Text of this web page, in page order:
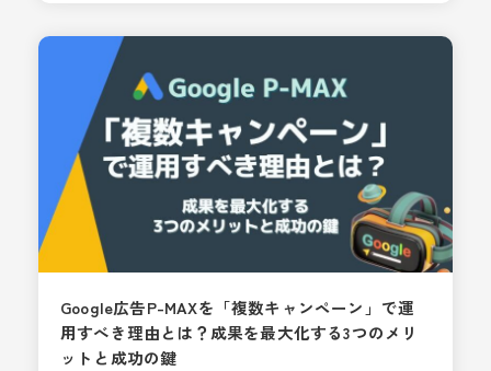
を出してくれます。しかし時には、この料理そんなに美味し
くないのにめっちゃ持ってくるんだけど…なんてこともあり
ます。 youtubeへの配信量の偏りがその一例で
Google広告P-MAXを「複数キャンペーン」で運
用すべき理由とは？成果を最大化する3つのメリ
ットと成功の鍵